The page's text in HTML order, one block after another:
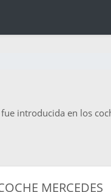
introducida en los
MERCEDES